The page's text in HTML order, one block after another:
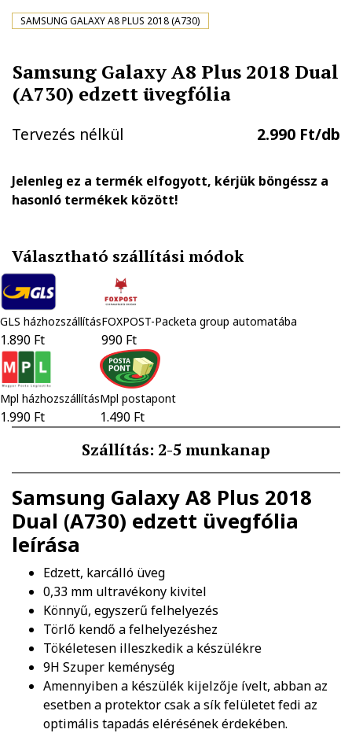
SAMSUNG GALAXY A8 PLUS 2018 (A730)
Samsung Galaxy A8 Plus 2018 Dual
(A730) edzett üvegfólia
Tervezés nélkül 2.990 Ft/db
Jelenleg ez a termék elfogyott, kérjük böngéssz a
hasonló termékek között!
Választható szállítási módok
GLS házhozszállítás
1.890 Ft
FOXPOST-Packeta group automatába
990 Ft
Mpl házhozszállítás
1.990 Ft
Mpl postapont
1.490 Ft
Szállítás: 2-5 munkanap
Samsung Galaxy A8 Plus 2018
Dual (A730) edzett üvegfólia
leírása
Edzett, karcálló üveg
0,33 mm ultravékony kivitel
Könnyű, egyszerű felhelyezés
Törlő kendő a felhelyezéshez
Tökéletesen illeszkedik a készülékre
9H Szuper keménység
Amennyiben a készülék kijelzője ívelt, abban az
esetben a protektor csak a sík felületet fedi az
optimális tapadás elérésének érdekében.